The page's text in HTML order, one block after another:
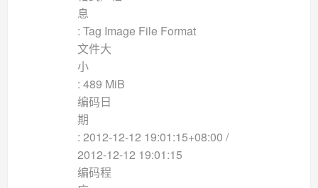
: Tag Image File Format
文件大
: 489 MiB
编码日
: 2012-12-12 19:01:15+08:00 /
2012-12-12 19:01:15
编码程